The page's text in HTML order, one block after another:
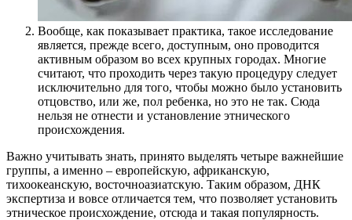
Вообще, как показывает практика, такое исследование
является, прежде всего, доступным, оно проводится
активным образом во всех крупных городах. Многие
считают, что проходить через такую процедуру следует
исключительно для того, чтобы можно было установить
отцовство, или же, пол ребенка, но это не так. Сюда
нельзя не отнести и установление этнического
происхождения.
Важно учитывать знать, принято выделять четыре важнейшие
группы, а именно – европейскую, африканскую,
тихоокеанскую, восточноазиатскую. Таким образом, ДНК
экспертиза и вовсе отличается тем, что позволяет установить
этническое происхождение, отсюда и такая популярность.